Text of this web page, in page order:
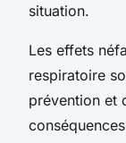
situation.
Les effets
respiratoire
prévention et